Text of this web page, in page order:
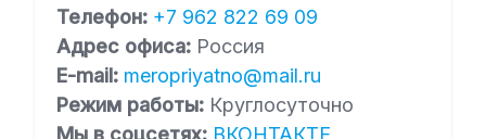
Телефон: +7 962 822 69 09
Адрес офиса: Россия
E-mail: meropriyatno@mail.ru
Режим работы: Круглосуточно
Мы в соцсетях: ВКОНТАКТЕ